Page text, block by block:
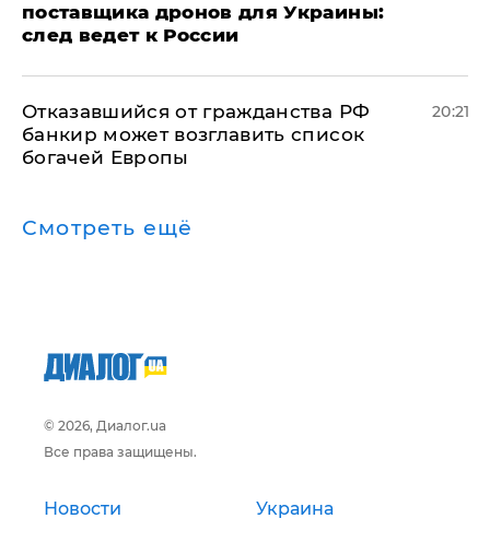
поставщика дронов для Украины:
след ведет к России
Отказавшийся от гражданства РФ
банкир может возглавить список
богачей Европы
20:21
Смотреть ещё
© 2026, Диалог.ua
Все права защищены.
Новости Украина